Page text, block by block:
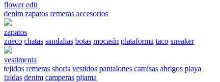
flower edit
denim zapatos remeras accesorios
zapatos
zueco chatas sandalias botas mocasín plataforma taco sneaker
vestimenta
tejidos remeras shorts vestidos pantalones camisas abrigos playa
faldas denim camperas pijama